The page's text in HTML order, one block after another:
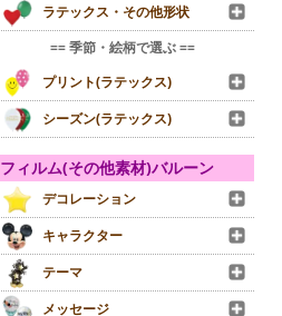
ラテックス・その他形状
== 季節・絵柄で選ぶ ==
プリント(ラテックス)
シーズン(ラテックス)
フィルム(その他素材)バルーン
デコレーション
キャラクター
テーマ
メッセージ